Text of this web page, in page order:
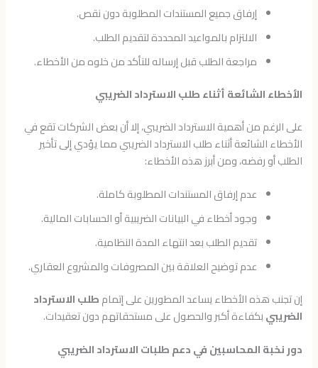
إرفاق جميع المستندات المطلوبة دون نقص.
الالتزام بالمواعيد المحددة لتقديم الطلب.
مراجعة الطلب قبل إرساله للتأكد من خلوه من الأخطاء.
الأخطاء الشائعة أثناء طلب الاسترداد الضريبي
على الرغم من أهمية الاسترداد الضريبي، إلا أن بعض الشركات تقع في
الأخطاء الشائعة أثناء طلب الاسترداد الضريبي مما يؤدي إلى تأخير
الطلب أو رفضه، ومن أبرز هذه الأخطاء:
عدم إرفاق المستندات المطلوبة كاملة.
وجود أخطاء في البيانات الضريبية أو الحسابات المالية.
تقديم الطلب بعد انتهاء المدة النظامية.
عدم توضيح العلاقة بين المصروفات والمشروع العقاري.
إن تجنب هذه الأخطاء يساعد المطورين على إتمامطلب الاسترداد
الضريبيبكفاءة أكبر والحصول على مستحقاتهم دون تعقيدات.
دور نخبة المحاسبين في دعم طلبات الاسترداد الضريبي